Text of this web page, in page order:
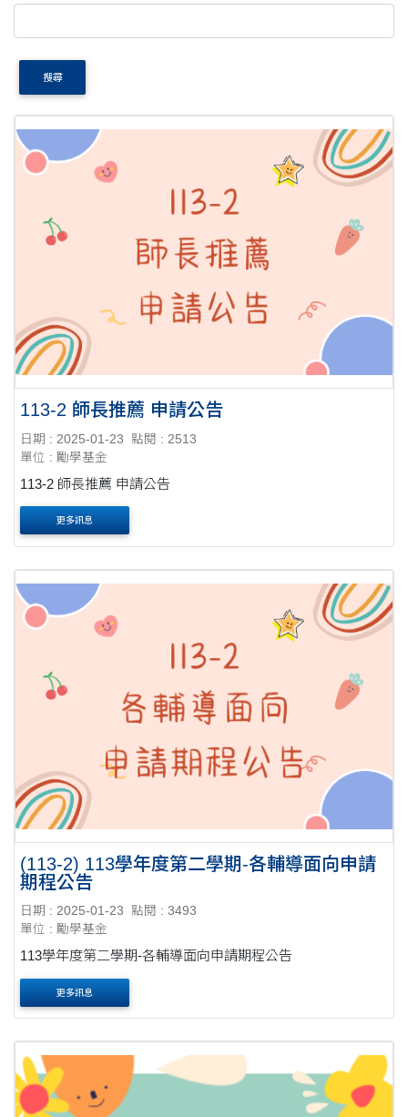
搜尋
113-2 師長推薦 申請公告
日期 : 2025-01-23
點閱 : 2513
單位 : 勵學基金
113-2 師長推薦 申請公告
更多訊息
(113-2) 113學年度第二學期-各輔導面向申請
期程公告
日期 : 2025-01-23
點閱 : 3493
單位 : 勵學基金
113學年度第二學期-各輔導面向申請期程公告
更多訊息